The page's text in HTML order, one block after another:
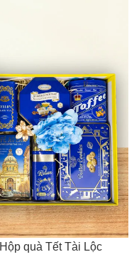
Hộp quà Tết Tài Lộc